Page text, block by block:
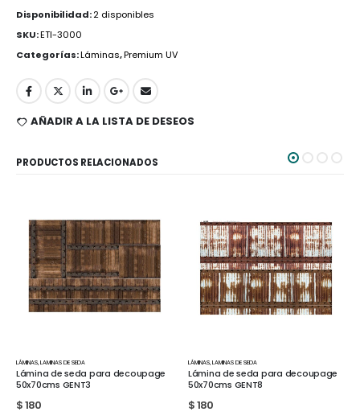
Disponibilidad:2 disponibles
SKU:ETI-3000
Categorías:Láminas,Premium UV
AÑADIR A LA LISTA DE DESEOS
PRODUCTOS RELACIONADOS
LÁMINAS,LAMINAS DE SEDA
Lámina de seda para decoupage
50x70cms GENT3
$180
LÁMINAS,LAMINAS DE SEDA
Lámina de seda para decoupage
50x70cms GENT8
$180